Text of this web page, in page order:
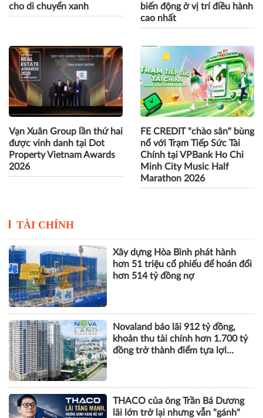
cho di chuyển xanh
biến động ở vị trí điều hành
cao nhất
Vạn Xuân Group lần thứ hai
được vinh danh tại Dot
Property Vietnam Awards
2026
FE CREDIT "chào sân" bùng
nổ với Trạm Tiếp Sức Tài
Chính tại VPBank Ho Chi
Minh City Music Half
Marathon 2026
TÀI CHÍNH
Xây dựng Hòa Bình phát hành
hơn 51 triệu cổ phiếu để hoán đổi
hơn 514 tỷ đồng nợ
Novaland báo lãi 912 tỷ đồng,
khoản thu tài chính hơn 1.700 tỷ
đồng trở thành điểm tựa lợi
THACO của ông Trần Bá Dương
lãi lớn trở lại nhưng vẫn "gánh"